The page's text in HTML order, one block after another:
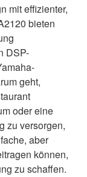
mit effizienter,
bieten
DSP-
geht,
oder eine
zu versorgen,
aber
können,
zu schaffen.